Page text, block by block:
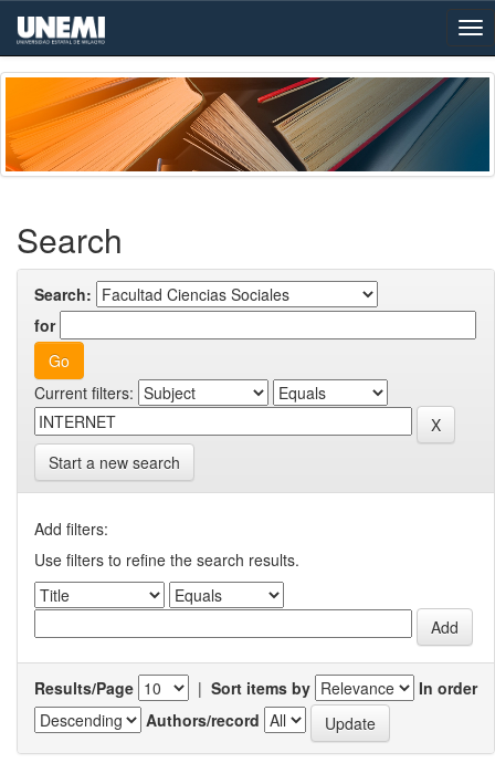
Skip
navigation
Search
Search:
for
Current filters:
Start a new search
Add filters:
Use filters to refine the search results.
Results/Page | Sort items by
In order
Authors/record